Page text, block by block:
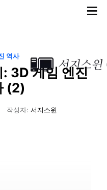
≡
역사
3D 게임 엔진
(2)
작성자: 서지스윈